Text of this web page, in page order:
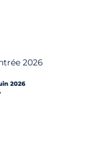
2026
2026